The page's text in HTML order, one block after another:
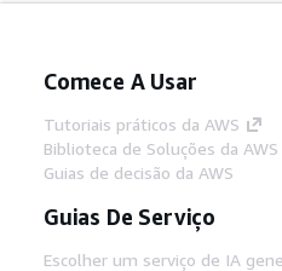
Comece A Usar
Tutoriais práticos da AWS
Biblioteca de Soluções da AWS
Guias de decisão da AWS
Guias De Serviço
Escolher um serviço de IA